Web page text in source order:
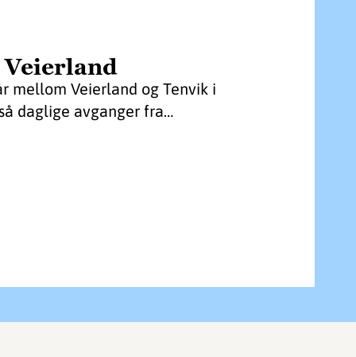
mellom Veierland og Tenvik i
daglige avganger fra…